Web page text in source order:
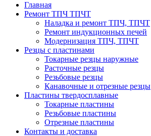
Главная
Ремонт ТПЧ ТПЧТ
Наладка и ремонт ТПЧ, ТПЧТ
Ремонт индукционных печей
Модернизация ТПЧ, ТПЧТ
Резцы с пластинами
Токарные резцы наружные
Расточные резцы
Резьбовые резцы
Канавочные и отрезные резцы
Пластины твердосплавные
Токарные пластины
Резьбовые пластины
Отрезные пластины
Контакты и доставка